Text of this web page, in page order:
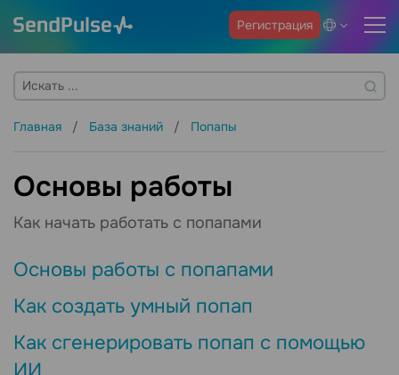
Регистрация
Главная База знаний Попапы
Основы работы
Как начать работать с попапами
Основы работы с попапами
Как создать умный попап
Как сгенерировать попап с помощью